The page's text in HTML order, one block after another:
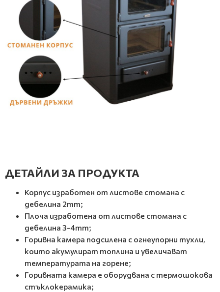
ДЕТАЙЛИ ЗА ПРОДУКТА
Корпус изработен от листове стомана с
дебелина 2mm;
Плоча изработена от листове стомана с
дебелина 3-4mm;
Горивна камера подсилена с огнеупорни тухли,
които акумулират топлина и увеличават
температурата на горене;
Горивната камера е оборудвана с термошокова
стъклокерамика;